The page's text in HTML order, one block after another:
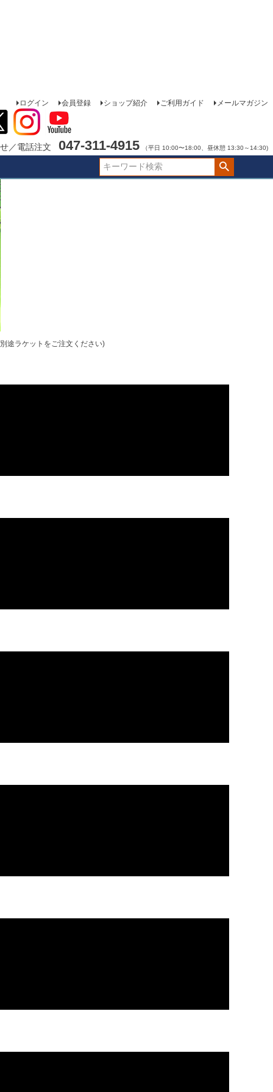
ログイン 会員登録 ショップ紹介 ご利用ガイド メールマガジン
／電話注文 047-311-4915 （平日 10:00〜18:00、昼休憩 13:30～14:30)
途ラケットをご注文ください)